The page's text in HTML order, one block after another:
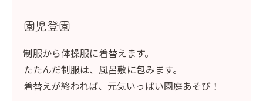
園児登園
制服から体操服に着替えます。
たたんだ制服は、風呂敷に包みます。
着替えが終われば、元気いっぱい園庭あそび！